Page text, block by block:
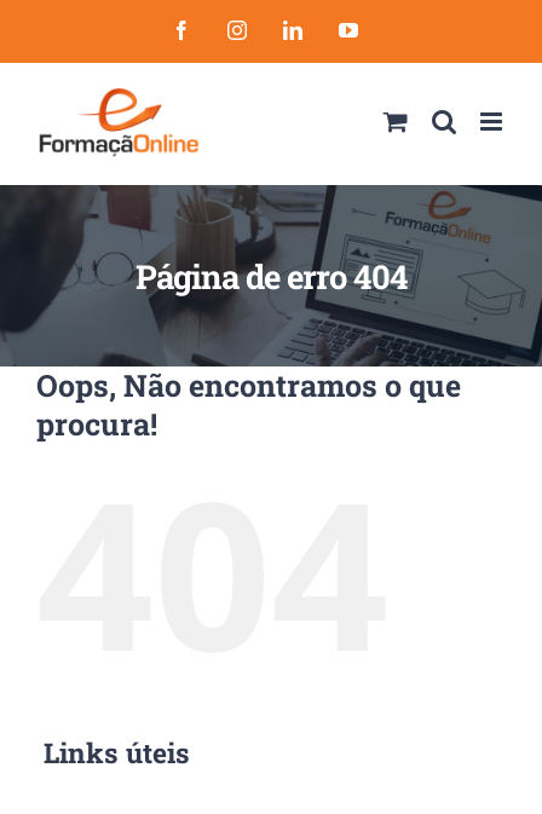
to
FacebookInstagramLinkedInYouTube
Página de erro 404
Oops, Não encontramos o que
procura!
Links úteis